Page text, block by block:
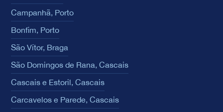
Campanhã, Porto
Bonfim, Porto
São Vítor, Braga
São Domingos de Rana, Cascais
Cascais e Estoril, Cascais
Carcavelos e Parede, Cascais